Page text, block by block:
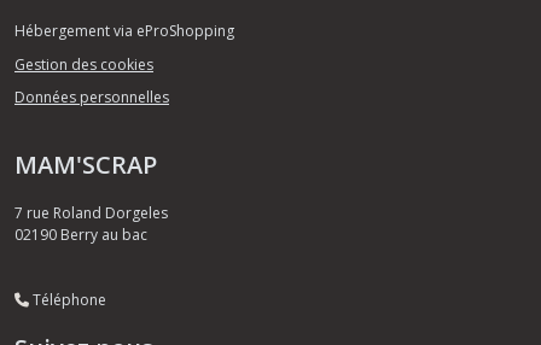
Hébergement via eProShopping
Gestion des cookies
Données personnelles
MAM'SCRAP
7 rue Roland Dorgeles
02190 Berry au bac
Téléphone